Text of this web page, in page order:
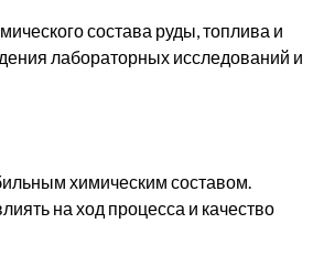
состава руды, топлива и
лабораторных исследований и
химическим составом.
на ход процесса и качество